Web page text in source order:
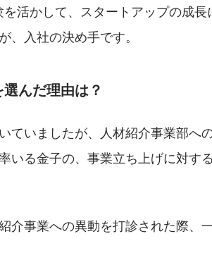
を活かして、スタートアップの成
、入社の決め手です。
んだ理由は？
ていましたが、人材紹介事業部へ
いる金子の、事業立ち上げに対す
介事業への異動を打診された際、